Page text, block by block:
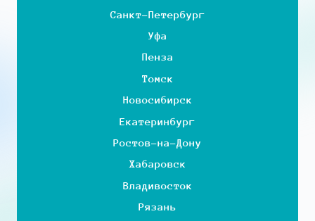
Санкт-Петербург
Уфа
Пенза
Томск
Новосибирск
Екатеринбург
Ростов-на-Дону
Хабаровск
Владивосток
Рязань